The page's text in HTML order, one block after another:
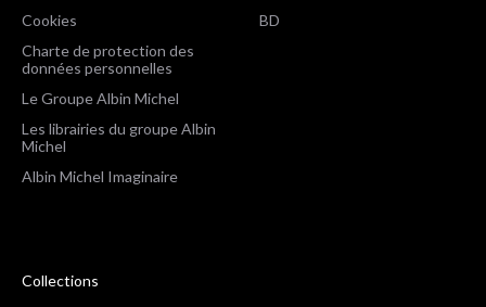
Cookies
Charte de protection des
données personnelles
Le Groupe Albin Michel
Les librairies du groupe Albin
Michel
Albin Michel Imaginaire
BD
Collections